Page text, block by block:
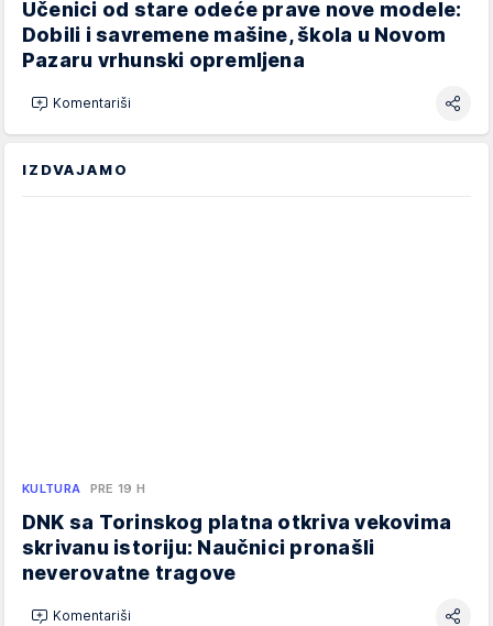
Učenici od stare odeće prave nove modele:
Dobili i savremene mašine, škola u Novom
Pazaru vrhunski opremljena
Komentariši
IZDVAJAMO
KULTURA PRE 19 H
DNK sa Torinskog platna otkriva vekovima
skrivanu istoriju: Naučnici pronašli
neverovatne tragove
Komentariši